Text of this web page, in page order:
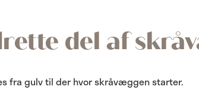
del af
fra gulv til der hvor skråvæggen starter.